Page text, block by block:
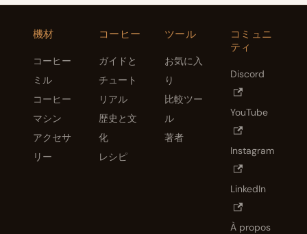
機材
コーヒー
ミル
コーヒー
マシン
アクセサ
リー
コーヒー
ガイドと
チュート
リアル
歴史と文
化
レシピ
ツール
お気に入
り
比較ツー
ル
著者
コミュニ
ティ
Discord
YouTube
Instagram
LinkedIn
À propos